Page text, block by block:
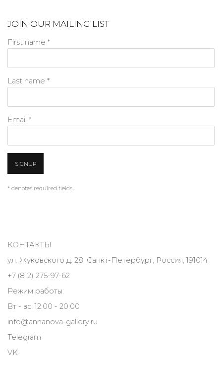
JOIN OUR MAILING LIST
First name *
Last name *
Email *
SIGNUP
* denotes required fields
КОНТАКТЫ
ул. Жуковского д. 28, Санкт-Петербург, Россия, 191014
+7 (812) 275-97-62
Режим работы:
Вт - вс: 12:00 - 20:00
info@annanova-gallery.ru
Telegram
VK